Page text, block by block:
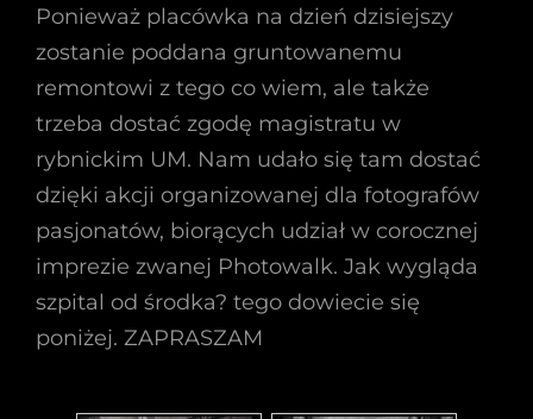
Ponieważ placówka na dzień dzisiejszy
zostanie poddana gruntowanemu
remontowi z tego co wiem, ale także
trzeba dostać zgodę magistratu w
rybnickim UM. Nam udało się tam dostać
dzięki akcji organizowanej dla fotografów
pasjonatów, biorących udział w corocznej
imprezie zwanej Photowalk. Jak wygląda
szpital od środka? tego dowiecie się
poniżej. ZAPRASZAM